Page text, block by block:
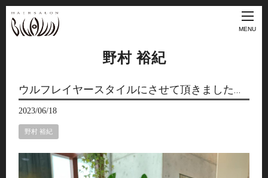
MENU
野村 裕紀
ウルフレイヤースタイルにさせて頂きました…
2023/06/18
野村 裕紀